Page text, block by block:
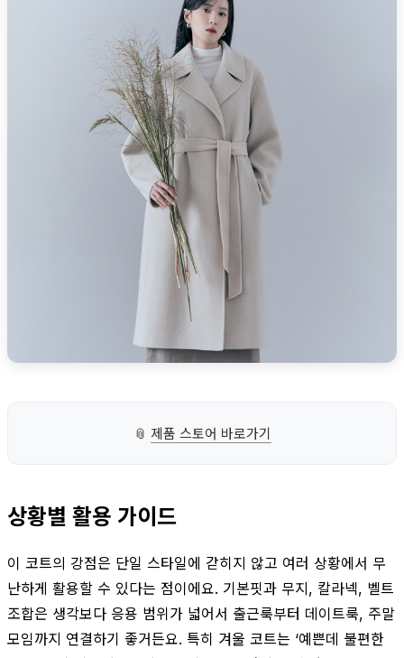
📎 제품 스토어 바로가기
상황별 활용 가이드
이 코트의 강점은 단일 스타일에 갇히지 않고 여러 상황에서 무
난하게 활용할 수 있다는 점이에요. 기본핏과 무지, 칼라넥, 벨트
조합은 생각보다 응용 범위가 넓어서 출근룩부터 데이트룩, 주말
모임까지 연결하기 좋거든요. 특히 겨울 코트는 ‘예쁜데 불편한